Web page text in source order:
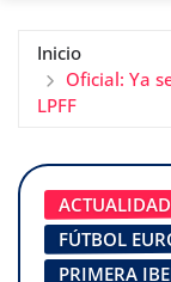
Inicio
Oficial: Ya
LPFF
ACTUALIDAD
FÚTBOL
PRIMERA